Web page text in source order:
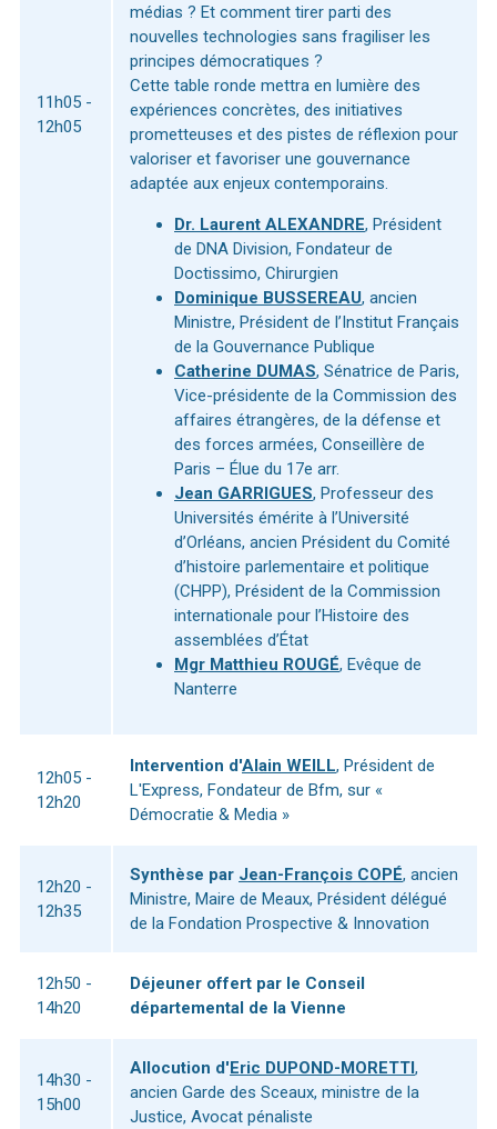
11h05 -
12h05
médias ? Et comment tirer parti des
nouvelles technologies sans fragiliser les
principes démocratiques ?
Cette table ronde mettra en lumière des
expériences concrètes, des initiatives
prometteuses et des pistes de réflexion pour
valoriser et favoriser une gouvernance
adaptée aux enjeux contemporains.
Dr. Laurent ALEXANDRE, Président
de DNA Division, Fondateur de
Doctissimo, Chirurgien
Dominique BUSSEREAU, ancien
Ministre, Président de l’Institut Français
de la Gouvernance Publique
Catherine DUMAS, Sénatrice de Paris,
Vice-présidente de la Commission des
affaires étrangères, de la défense et
des forces armées, Conseillère de
Paris – Élue du 17e arr.
Jean GARRIGUES, Professeur des
Universités émérite à l’Université
d’Orléans, ancien Président du Comité
d’histoire parlementaire et politique
(CHPP), Président de la Commission
internationale pour l’Histoire des
assemblées d’État
Mgr Matthieu ROUGÉ, Evêque de
Nanterre
12h05 -
12h20
Intervention d'Alain WEILL, Président de
L'Express, Fondateur de Bfm, sur «
Démocratie & Media »
12h20 -
12h35
Synthèse par Jean-François COPÉ, ancien
Ministre, Maire de Meaux, Président délégué
de la Fondation Prospective & Innovation
12h50 -
14h20
Déjeuner offert par le Conseil
départemental de la Vienne
14h30 -
15h00
Allocution d'Eric DUPOND-MORETTI,
ancien Garde des Sceaux, ministre de la
Justice, Avocat pénaliste